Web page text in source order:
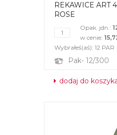
REKAWICE ART
ROSE
Opak. jdn.:
w cenie:
Wybrałeś(aś): 12 PAR
Pak- 12/300
dodaj do